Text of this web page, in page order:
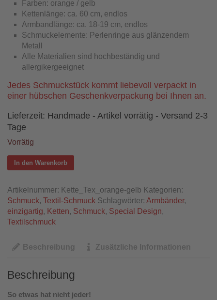
Farben: orange / gelb
Kettenlänge: ca. 60 cm, endlos
Armbandlänge: ca. 18-19 cm, endlos
Schmuckelemente: Perlenringe aus glänzendem
Metall
Alle Materialien sind hochbeständig und
allergikergeeignet
Jedes Schmuckstück kommt liebevoll verpackt in
einer hübschen Geschenkverpackung bei Ihnen an.
Lieferzeit: Handmade - Artikel vorrätig - Versand 2-3
Tage
Vorrätig
In den Warenkorb
Artikelnummer: Kette_Tex_orange-gelb Kategorien:
Schmuck, Textil-Schmuck Schlagwörter: Armbänder,
einzigartig, Ketten, Schmuck, Special Design,
Textilschmuck
Beschreibung Zusätzliche Informationen
Beschreibung
So etwas hat nicht jeder!